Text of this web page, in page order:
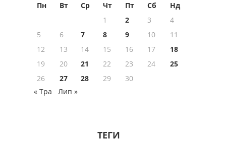
Пн Вт Ср Чт Пт Сб
Нд
1
2 3
4
5
6 7 8 9 10
11
12
13 14 15 16 17
18
19
20 21 22 23 24
25
26
27 28 29
30
« Тра
Лип »
ТЕГИ